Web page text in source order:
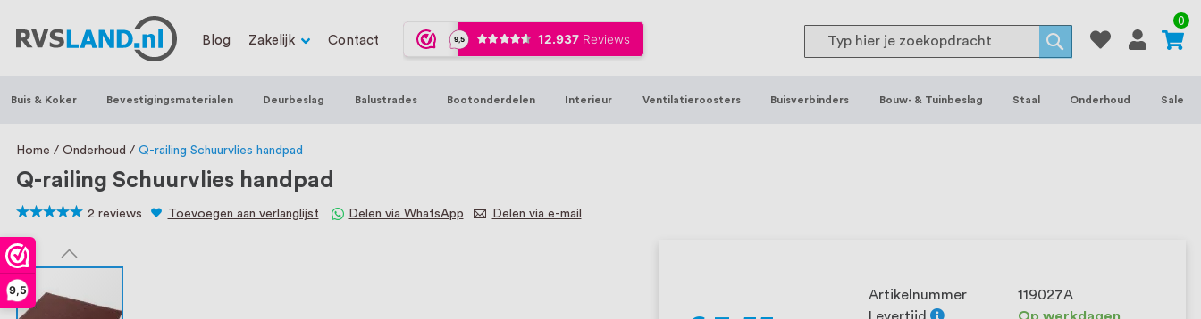
9,5
RVS Land is een écht familiebedrijf met bijna 20 jaar ervaring in RVS producten voor binnen- en buitenhuis, waaronder
trapleuningen, deurbeslag, ventilatieroosters en bouwbeslag. In onze webshop vind je het grootste assortiment van
een eigen werkplaats waar we RVS op maat produceren, geheel volgens jouw specifieke wensen. Al sinds onze oprichting
staat persoonlijke service bij ons voorop, want we geloven dat een goede relatie met onze klanten het verschil maakt.
Blog Zakelijk Contact
Search
Search
0
Buis & Koker Bevestigingsmaterialen Deurbeslag Balustrades Bootonderdelen Interieur Ventilatieroosters Buisverbinders Bouw- & Tuinbeslag Staal Onderhoud Sale
Home Onderhoud Q-railing Schuurvlies handpad
Q-railing Schuurvlies handpad
2 reviews Toevoegen aan verlanglijst Delen via WhatsApp Delen via e-mail
Artikelnummer
119027A
Levertijd
Op werkdagen